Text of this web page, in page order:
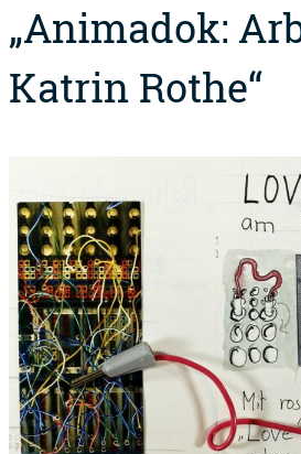
„Animadok:
Katrin Rothe“